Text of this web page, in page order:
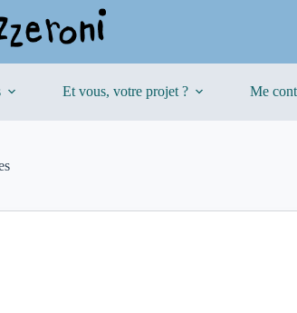
Et vous, votre projet ? Me